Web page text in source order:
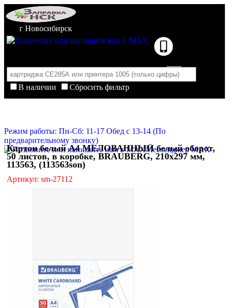
г Новосибирск
В наличии
Сбросить фильтр
Корзина пуста
Режим работы: Пн-Сб: 11-17 Обед с 13-14 (По
предварительному звонку)
Мессенджер MAX
Картон белый А4 МЕЛОВАННЫЙ белый оборот,
50 листов, в коробке, BRAUBERG, 210х297 мм,
113563, (113563son)
Артикул: sm-27112